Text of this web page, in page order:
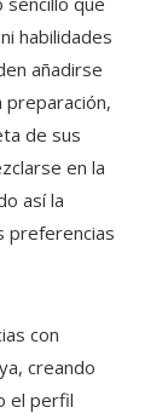
habilidades
añadirse
de sus
en la
así la
preferencias
con
creando
el perfil